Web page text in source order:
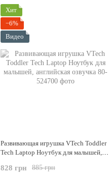
Хит
−6%
Видео
Развивающая игрушка VTech Toddler
Tech Laptop Ноутбук для малышей,
885 грн
828 грн